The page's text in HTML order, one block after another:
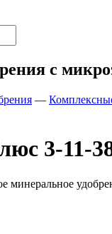
с
—
3-11-
минеральное